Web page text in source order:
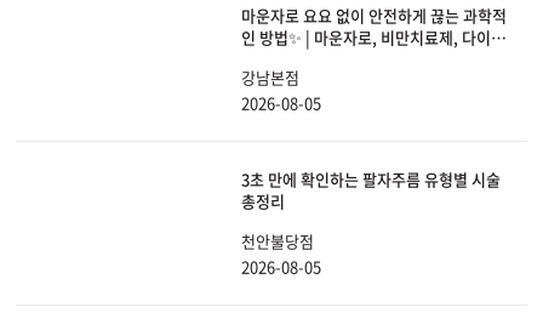
마운자로 요요 없이 안전하게 끊는 과학적
인 방법✨ | 마운자로, 비만치료제, 다이어
강남본점
2026-08-05
3초 만에 확인하는 팔자주름 유형별 시술
총정리
천안불당점
2026-08-05